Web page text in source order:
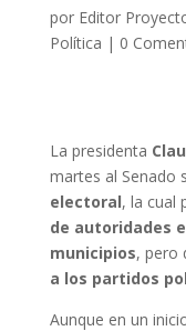
por Editor
Política | 0
La presidenta
martes al Senado
electoral, la cual
de autoridades
municipios, pero
a los partidos
Aunque en un